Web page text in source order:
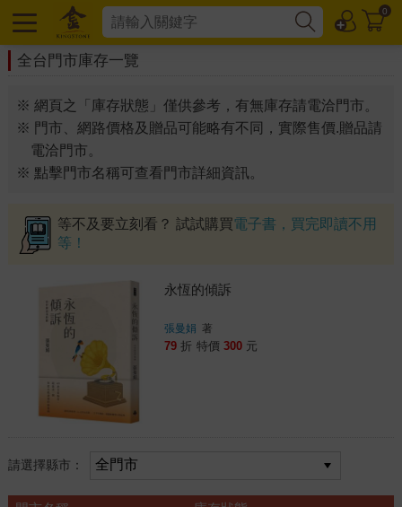
0
全台門市庫存一覽
※ 網頁之「庫存狀態」僅供參考，有無庫存請電洽門市。
※ 門市、網路價格及贈品可能略有不同，實際售價.贈品請
電洽門市。
※ 點擊門市名稱可查看門市詳細資訊。
等不及要立刻看？ 試試購買電子書，買完即讀不用
等！
永恆的傾訴
張曼娟 著
79 折 特價 300 元
請選擇縣市：